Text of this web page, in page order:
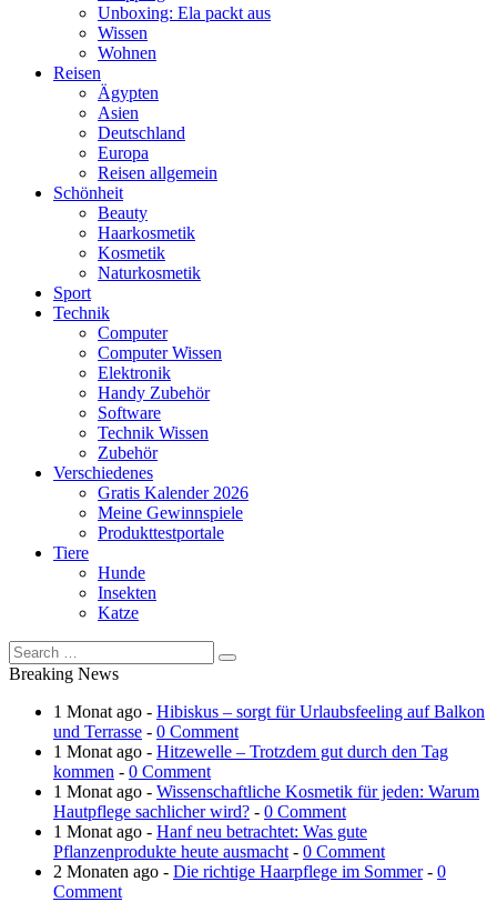
Unboxing: Ela packt aus
Wissen
Wohnen
Reisen
Ägypten
Asien
Deutschland
Europa
Reisen allgemein
Schönheit
Beauty
Haarkosmetik
Kosmetik
Naturkosmetik
Sport
Technik
Computer
Computer Wissen
Elektronik
Handy Zubehör
Software
Technik Wissen
Zubehör
Verschiedenes
Gratis Kalender 2026
Meine Gewinnspiele
Produkttestportale
Tiere
Hunde
Insekten
Katze
Breaking News
1 Monat ago - Hibiskus – sorgt für Urlaubsfeeling auf Balkon
und Terrasse - 0 Comment
1 Monat ago - Hitzewelle – Trotzdem gut durch den Tag
kommen - 0 Comment
1 Monat ago - Wissenschaftliche Kosmetik für jeden: Warum
Hautpflege sachlicher wird? - 0 Comment
1 Monat ago - Hanf neu betrachtet: Was gute
Pflanzenprodukte heute ausmacht - 0 Comment
2 Monaten ago - Die richtige Haarpflege im Sommer- 0
Comment